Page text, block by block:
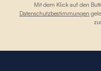
Mit dem Klick auf den
Datenschutzbestimmungen